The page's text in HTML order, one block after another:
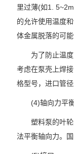
里过薄(如1.
的允许使用温度
体金属脱落的可能
为了防止温度
考虑在泵壳上焊
格型号，进口管
(4)轴向力平
塑料泵的叶轮
法平衡轴向力。